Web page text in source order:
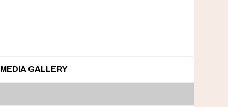
MEDIA GALLERY